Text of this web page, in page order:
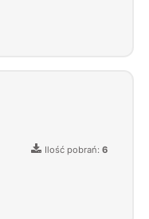
Ilość pobrań: 6